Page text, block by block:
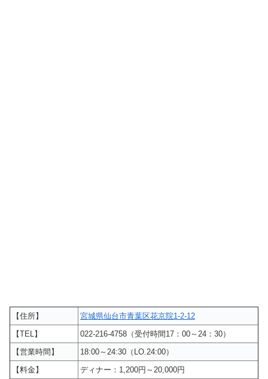
【住所】
宮城県仙台市青葉区花京院1-2-12
【TEL】
022-216-4758（受付時間17：00～24：30）
【営業時間】
18:00～24:30（LO.24:00）
【料金】
ディナー：1,200円～20,000円